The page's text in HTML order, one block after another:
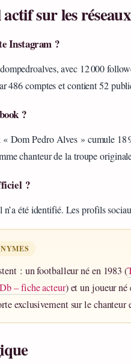
sur les
Instagram ?
avec 12 000
486 comptes et contient 52
?
« Dom Pedro Alves » cumule 18
chanteur de la troupe
?
été identifié. Les profils
: un footballeur né en 1983 (
– fiche acteur) et un joueur né
exclusivement sur le